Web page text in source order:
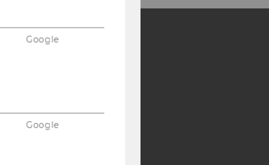
Google
Google